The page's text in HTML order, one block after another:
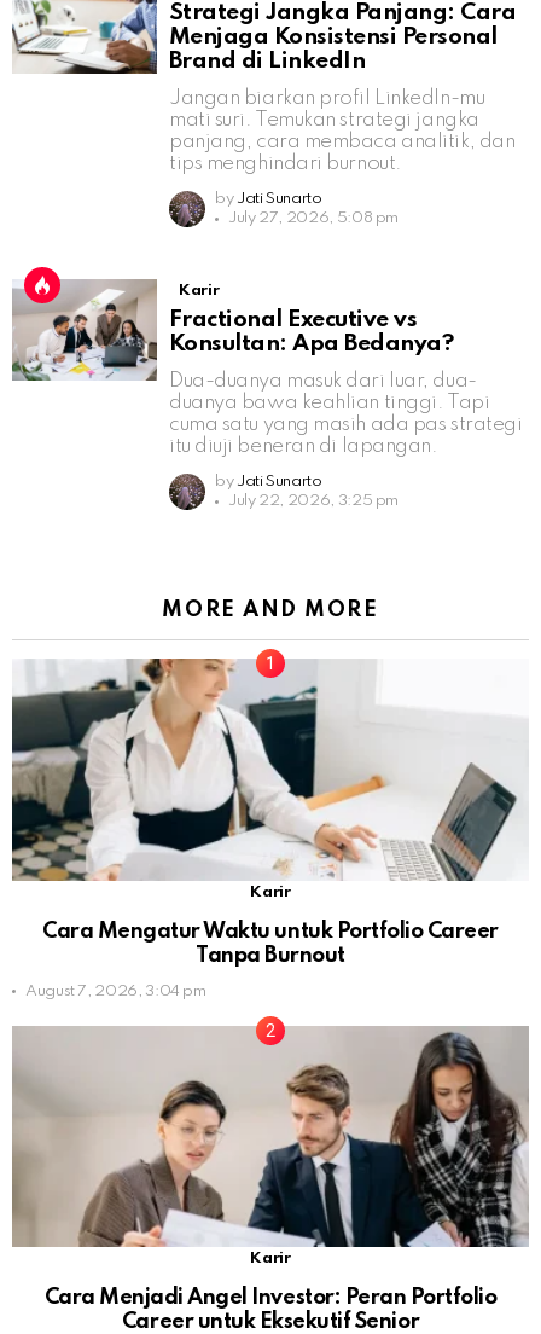
Strategi Jangka Panjang: Cara
Menjaga Konsistensi Personal
Brand di LinkedIn
Jangan biarkan profil LinkedIn-mu
mati suri. Temukan strategi jangka
panjang, cara membaca analitik, dan
tips menghindari burnout.
by Jati Sunarto
July 27, 2026, 5:08 pm
Karir
Fractional Executive vs
Konsultan: Apa Bedanya?
Dua-duanya masuk dari luar, dua-
duanya bawa keahlian tinggi. Tapi
cuma satu yang masih ada pas strategi
itu diuji beneran di lapangan.
by Jati Sunarto
July 22, 2026, 3:25 pm
MORE AND MORE
Karir
Cara Mengatur Waktu untuk Portfolio Career
Tanpa Burnout
August 7, 2026, 3:04 pm
Karir
Cara Menjadi Angel Investor: Peran Portfolio
Career untuk Eksekutif Senior